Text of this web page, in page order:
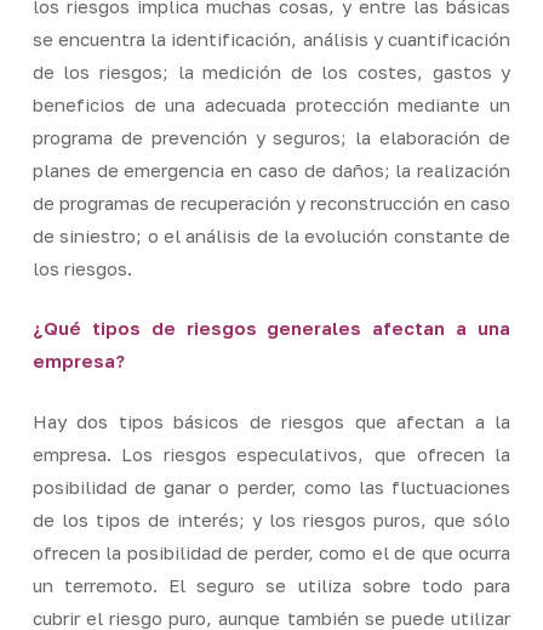
los riesgos implica muchas cosas, y entre las básicas
se encuentra la identificación, análisis y cuantificación
de los riesgos; la medición de los costes, gastos y
beneficios de una adecuada protección mediante un
programa de prevención y seguros; la elaboración de
planes de emergencia en caso de daños; la realización
de programas de recuperación y reconstrucción en caso
de siniestro; o el análisis de la evolución constante de
los riesgos.
¿Qué tipos de riesgos generales afectan a una
empresa?
Hay dos tipos básicos de riesgos que afectan a la
empresa. Los riesgos especulativos, que ofrecen la
posibilidad de ganar o perder, como las fluctuaciones
de los tipos de interés; y los riesgos puros, que sólo
ofrecen la posibilidad de perder, como el de que ocurra
un terremoto. El seguro se utiliza sobre todo para
cubrir el riesgo puro, aunque también se puede utilizar